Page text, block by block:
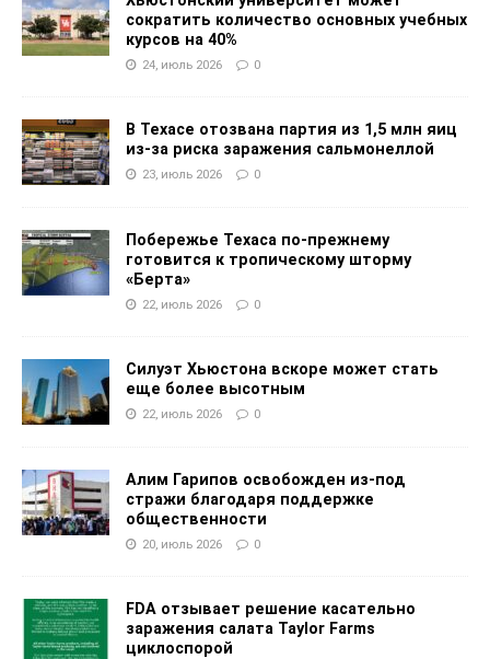
сократить количество основных учебных
курсов на 40%
24, июль 2026 0
В Техасе отозвана партия из 1,5 млн яиц
из-за риска заражения сальмонеллой
23, июль 2026 0
Побережье Техаса по-прежнему
готовится к тропическому шторму
«Берта»
22, июль 2026 0
Силуэт Хьюстона вскоре может стать
еще более высотным
22, июль 2026 0
Алим Гарипов освобожден из-под
стражи благодаря поддержке
общественности
20, июль 2026 0
FDA отзывает решение касательно
заражения салата Taylor Farms
циклоспорой